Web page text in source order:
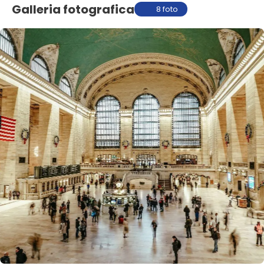
Galleria fotografica 8 foto